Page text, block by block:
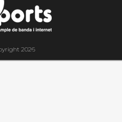
2026